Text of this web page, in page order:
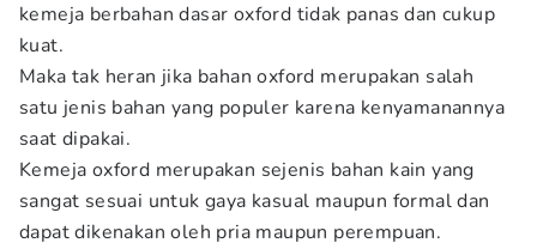
kemeja berbahan dasar oxford tidak panas dan cukup
kuat.
Maka tak heran jika bahan oxford merupakan salah
satu jenis bahan yang populer karena kenyamanannya
saat dipakai.
Kemeja oxford merupakan sejenis bahan kain yang
sangat sesuai untuk gaya kasual maupun formal dan
dapat dikenakan oleh pria maupun perempuan.